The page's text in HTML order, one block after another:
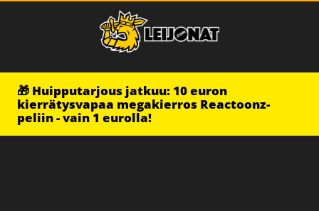
🎁 Huipputarjous jatkuu: 10 euron
kierrätysvapaa megakierros Reactoonz-
peliin - vain 1 eurolla!